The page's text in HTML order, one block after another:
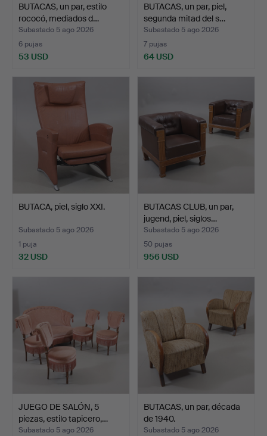
BUTACAS, un par, estilo
rococó, mediados d…
Subastado 5 ago 2026
6 pujas
53 USD
BUTACAS, un par, piel,
segunda mitad del s…
Subastado 5 ago 2026
7 pujas
64 USD
BUTACA, piel, siglo XXI.
Subastado 5 ago 2026
1 puja
32 USD
BUTACAS CLUB, un par,
jugend, piel, siglos…
Subastado 5 ago 2026
50 pujas
956 USD
JUEGO DE SALÓN, 5
piezas, estilo tapicero,…
Subastado 5 ago 2026
BUTACAS, un par, década
de 1940.
Subastado 5 ago 2026